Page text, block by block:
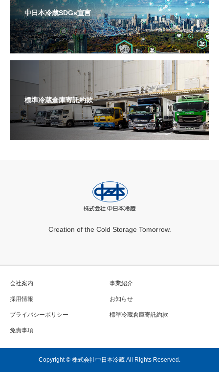
中日本冷蔵SDGs宣言
標準冷蔵倉庫寄託約款
Creation of the Cold Storage Tomorrow.
会社案内 事業紹介
採用情報 お知らせ
プライバシーポリシー 標準冷蔵倉庫寄託約款
免責事項
Copyright © 株式会社中日本冷蔵 All Rights Reserved.